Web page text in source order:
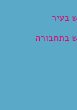
בעיר
בתחבורה